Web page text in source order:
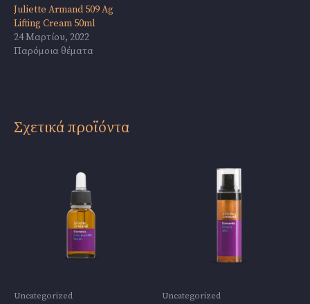
Juliette Armand 509 Ag
Lifting Cream 50ml
24 Μαρτίου, 2022
Παρόμοια θέματα
Σχετικά προϊόντα
Uncategorized Uncategorized